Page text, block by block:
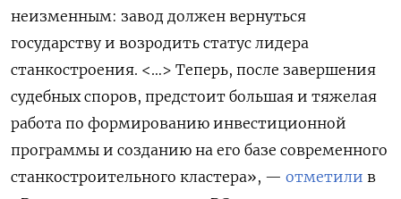
неизменным: завод должен вернуться
государству и возродить статус лидера
станкостроения. <…> Теперь, после завершения
судебных споров, предстоит большая и тяжелая
работа по формированию инвестиционной
программы и созданию на его базе современного
станкостроительного кластера», — отметили в